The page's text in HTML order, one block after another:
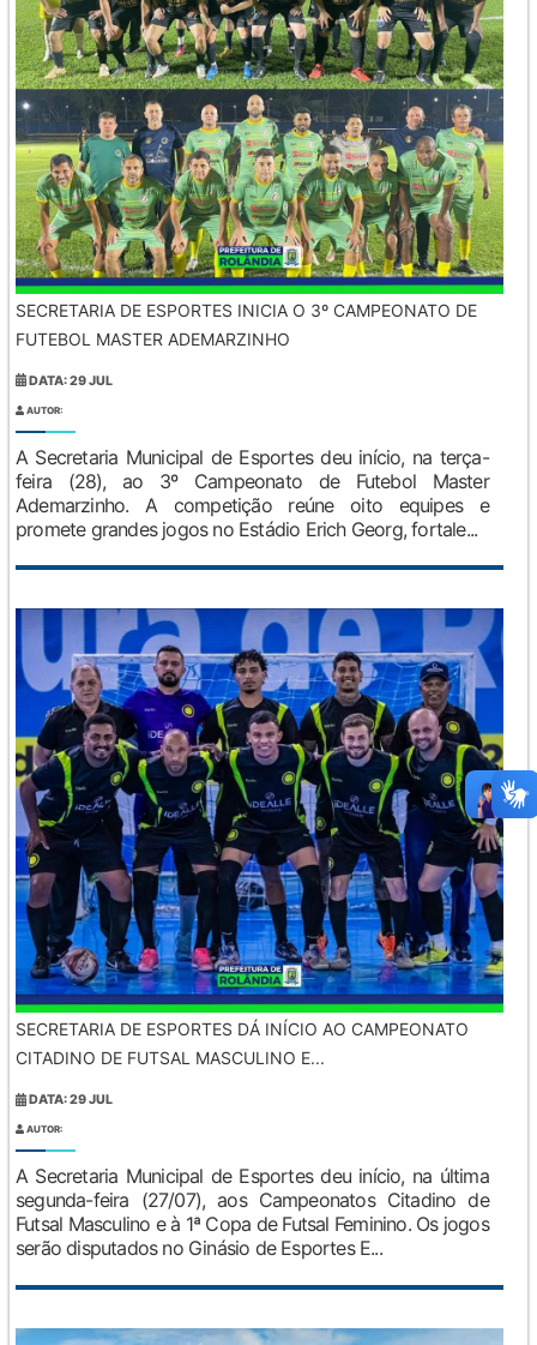
SECRETARIA DE ESPORTES INICIA O 3º CAMPEONATO DE
FUTEBOL MASTER ADEMARZINHO
DATA: 29 JUL
AUTOR:
A Secretaria Municipal de Esportes deu início, na terça-
feira (28), ao 3º Campeonato de Futebol Master
Ademarzinho. A competição reúne oito equipes e
promete grandes jogos no Estádio Erich Georg, fortale...
SECRETARIA DE ESPORTES DÁ INÍCIO AO CAMPEONATO
CITADINO DE FUTSAL MASCULINO E...
DATA: 29 JUL
AUTOR:
A Secretaria Municipal de Esportes deu início, na última
segunda-feira (27/07), aos Campeonatos Citadino de
Futsal Masculino e à 1ª Copa de Futsal Feminino. Os jogos
serão disputados no Ginásio de Esportes E...